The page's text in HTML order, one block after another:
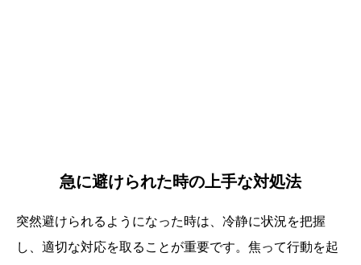
急に避けられた時の上手な対処法
突然避けられるようになった時は、冷静に状況を把握
し、適切な対応を取ることが重要です。焦って行動を起